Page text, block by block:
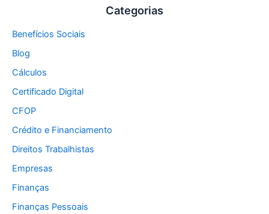
Categorias
Benefícios Sociais
Blog
Cálculos
Certificado Digital
CFOP
Crédito e Financiamento
Direitos Trabalhistas
Empresas
Finanças
Finanças Pessoais